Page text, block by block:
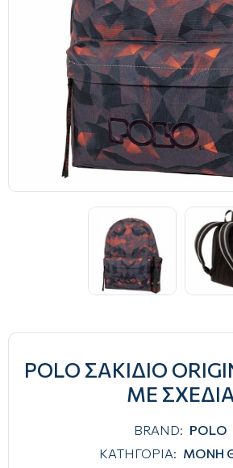
POLO ΣΑΚΙΔΙΟ
ΜΕ
BRAND: POLO
ΚΑΤΗΓΟΡΙΑ: ΜΟΝΗ